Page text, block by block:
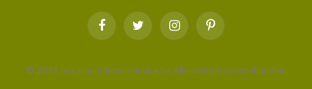
FacebookTwitter InstagramPinterest
© 2023 lescarnetsdemarielouise.be Alle rechten voorbehouden.